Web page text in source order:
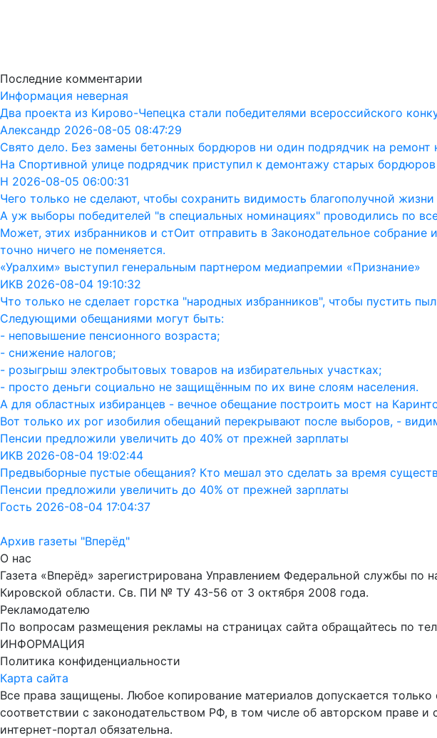
Последние комментарии
Информация неверная
Два проекта из Кирово-Чепецка стали победителями всероссийского
Александр 2026-08-05 08:47:29
Свято дело. Без замены бетонных бордюров ни один подрядчик на ремонт
На Спортивной улице подрядчик приступил к демонтажу старых бордюров
Н 2026-08-05 06:00:31
Чего только не сделают, чтобы сохранить видимость благополучной
А уж выборы победителей "в специальных номинациях" проводились по
Может, этих избранников и стОит отправить в Законодательное
точно ничего не поменяется.
«Уралхим» выступил генеральным партнером медиапремии «Признание»
ИКВ 2026-08-04 19:10:32
Что только не сделает горстка "народных избранников", чтобы пустить
Следующими обещаниями могут быть:
- неповышение пенсионного возраста;
- снижение налогов;
- розыгрыш электробытовых товаров на избирательных участках;
- просто деньги социально не защищённым по их вине слоям населения.
А для областных избиранцев - вечное обещание построить мост на
Вот только их рог изобилия обещаний перекрывают после выборов, -
Пенсии предложили увеличить до 40% от прежней зарплаты
ИКВ 2026-08-04 19:02:44
Предвыборные пустые обещания? Кто мешал это сделать за время
Пенсии предложили увеличить до 40% от прежней зарплаты
Гость 2026-08-04 17:04:37
Архив газеты "Вперёд"
О нас
Газета «Вперёд» зарегистрирована Управлением Федеральной службы
Кировской области. Св. ПИ № ТУ 43-56 от 3 октября 2008 года.
Рекламодателю
По вопросам размещения рекламы на страницах сайта обращайтесь по
ИНФОРМАЦИЯ
Политика конфиденциальности
Карта сайта
Все права защищены. Любое копирование материалов допускается
соответствии с законодательством РФ, в том числе об авторском праве
интернет-портал обязательна.